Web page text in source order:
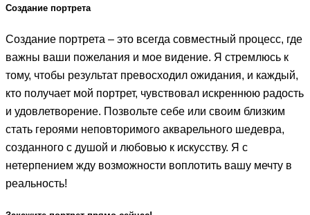
Создание портрета
Создание портрета – это всегда совместный процесс, где
важны ваши пожелания и мое видение. Я стремлюсь к
тому, чтобы результат превосходил ожидания, и каждый,
кто получает мой портрет, чувствовал искреннюю радость
и удовлетворение. Позвольте себе или своим близким
стать героями неповторимого акварельного шедевра,
созданного с душой и любовью к искусству. Я с
нетерпением жду возможности воплотить вашу мечту в
реальность!